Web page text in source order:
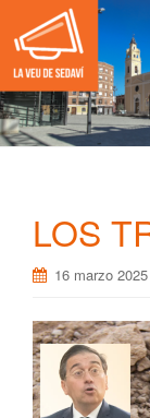
LOS
16 marzo 2025